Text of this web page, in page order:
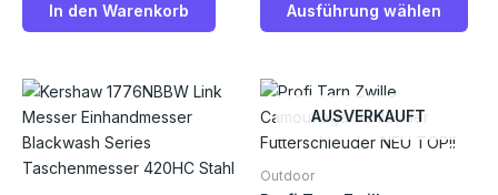
In den Warenkorb Ausführung wählen
AUSVERKAUFT
Outdoor